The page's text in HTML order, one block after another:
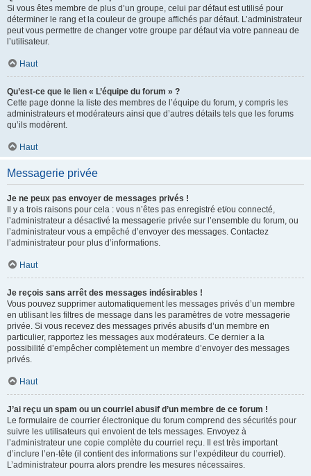
Si vous êtes membre de plus d’un groupe, celui par défaut est utilisé pour
déterminer le rang et la couleur de groupe affichés par défaut. L’administrateur
peut vous permettre de changer votre groupe par défaut via votre panneau de
l’utilisateur.
Haut
Qu’est-ce que le lien « L’équipe du forum » ?
Cette page donne la liste des membres de l’équipe du forum, y compris les
administrateurs et modérateurs ainsi que d’autres détails tels que les forums
qu’ils modèrent.
Haut
Messagerie privée
Je ne peux pas envoyer de messages privés !
Il y a trois raisons pour cela : vous n’êtes pas enregistré et/ou connecté,
l’administrateur a désactivé la messagerie privée sur l’ensemble du forum, ou
l’administrateur vous a empêché d’envoyer des messages. Contactez
l’administrateur pour plus d’informations.
Haut
Je reçois sans arrêt des messages indésirables !
Vous pouvez supprimer automatiquement les messages privés d’un membre
en utilisant les filtres de message dans les paramètres de votre messagerie
privée. Si vous recevez des messages privés abusifs d’un membre en
particulier, rapportez les messages aux modérateurs. Ce dernier a la
possibilité d’empêcher complètement un membre d’envoyer des messages
privés.
Haut
J’ai reçu un spam ou un courriel abusif d’un membre de ce forum !
Le formulaire de courrier électronique du forum comprend des sécurités pour
suivre les utilisateurs qui envoient de tels messages. Envoyez à
l’administrateur une copie complète du courriel reçu. Il est très important
d’inclure l’en-tête (il contient des informations sur l’expéditeur du courriel).
L’administrateur pourra alors prendre les mesures nécessaires.